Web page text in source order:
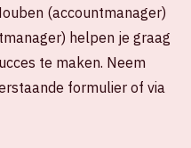
(accountmanager)
helpen je graag
te maken. Neem
formulier of via